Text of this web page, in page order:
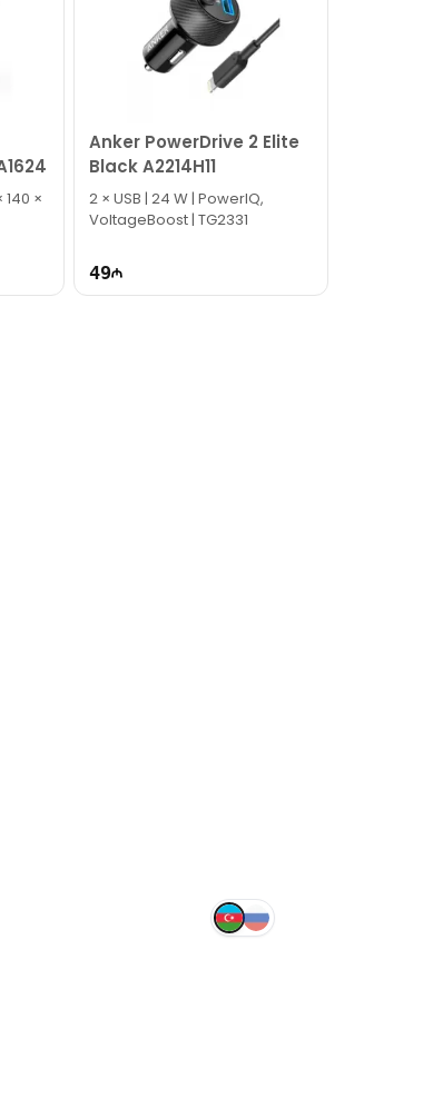
dəstək xəttində
×
Anker PowerDrive 2 Elite
Black A2214H11
2 × USB | 24 W | PowerIQ,
VoltageBoost | TG2331
49